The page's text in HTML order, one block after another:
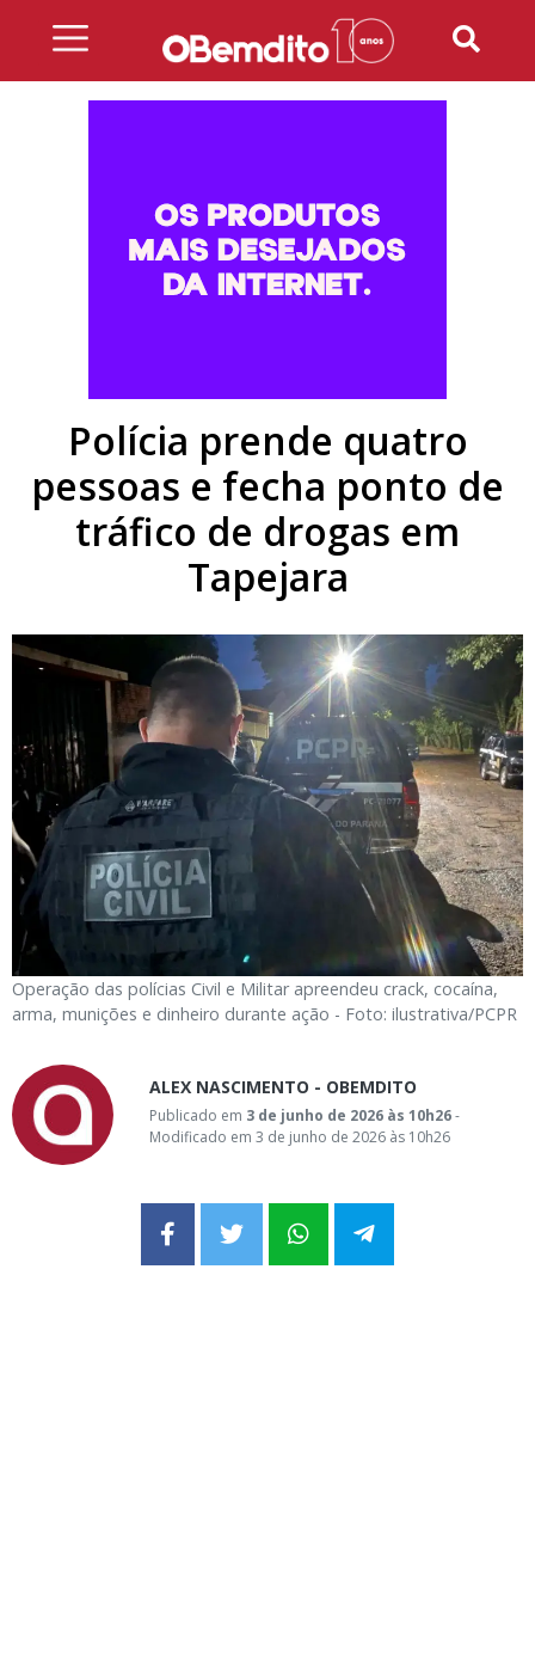
Polícia prende quatro
pessoas e fecha ponto de
tráfico de drogas em
Tapejara
Operação das polícias Civil e Militar apreendeu crack, cocaína,
arma, munições e dinheiro durante ação - Foto: ilustrativa/PCPR
ALEX NASCIMENTO - OBEMDITO
Publicado em 3 de junho de 2026 às 10h26-
Modificado em 3 de junho de 2026 às 10h26